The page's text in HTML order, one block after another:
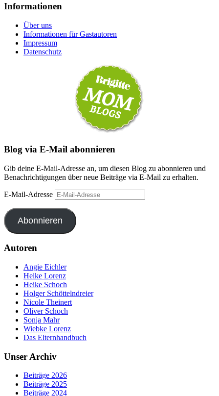
Informationen
Über uns
Informationen für Gastautoren
Impressum
Datenschutz
Blog via E-Mail abonnieren
Gib deine E-Mail-Adresse an, um diesen Blog zu abonnieren und
Benachrichtigungen über neue Beiträge via E-Mail zu erhalten.
E-Mail-Adresse
Abonnieren
Autoren
Angie Eichler
Heike Lorenz
Heike Schoch
Holger Schöttelndreier
Nicole Theinert
Oliver Schoch
Sonja Mahr
Wiebke Lorenz
Das Elternhandbuch
Unser Archiv
Beiträge 2026
Beiträge 2025
Beiträge 2024